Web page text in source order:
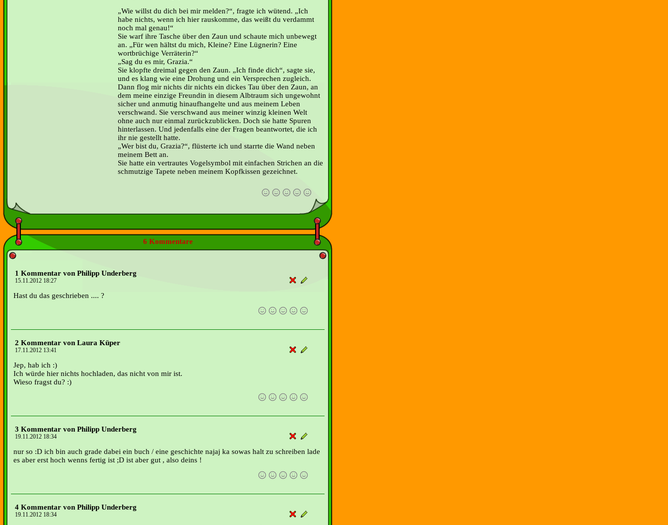
Wie willst du dich bei mir melden?“, fragte ich wütend. „Ich
habe nichts, wenn ich hier rauskomme, das weißt du verdammt
noch mal genau!“
Sie warf ihre Tasche über den Zaun und schaute mich unbewegt
an. „Für wen hältst du mich, Kleine? Eine Lügnerin? Eine
wortbrüchige Verräterin?“
Sag du es mir, Grazia.“
Sie klopfte dreimal gegen den Zaun. „Ich finde dich“, sagte sie,
und es klang wie eine Drohung und ein Versprechen zugleich.
Dann flog mir nichts dir nichts ein dickes Tau über den Zaun, an
dem meine einzige Freundin in diesem Albtraum sich ungewohnt
sicher und anmutig hinaufhangelte und aus meinem Leben
verschwand. Sie verschwand aus meiner winzig kleinen Welt
ohne auch nur einmal zurückzublicken. Doch sie hatte Spuren
hinterlassen. Und jedenfalls eine der Fragen beantwortet, die ich
ihr nie gestellt hatte.
Wer bist du, Grazia?“, flüsterte ich und starrte die Wand neben
meinem Bett an.
Sie hatte ein vertrautes Vogelsymbol mit einfachen Strichen an die
schmutzige Tapete neben meinem Kopfkissen gezeichnet.
6 Kommentare
1 Kommentar von Philipp Underberg
15.11.2012 18:27
Hast du das geschrieben .... ?
2 Kommentar von Laura Küper
17.11.2012 13:41
Jep, hab ich :)
Ich würde hier nichts hochladen, das nicht von mir ist.
Wieso fragst du? :)
3 Kommentar von Philipp Underberg
19.11.2012 18:34
nur so :D ich bin auch grade dabei ein buch / eine geschichte najaj ka sowas halt zu schreiben lade
es aber erst hoch wenns fertig ist ;D ist aber gut , also deins !
4 Kommentar von Philipp Underberg
19.11.2012 18:34